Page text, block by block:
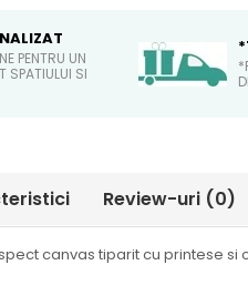
PENTRU UN
SPATIULUI SI
Review-uri (0)
canvas tiparit cu printese si